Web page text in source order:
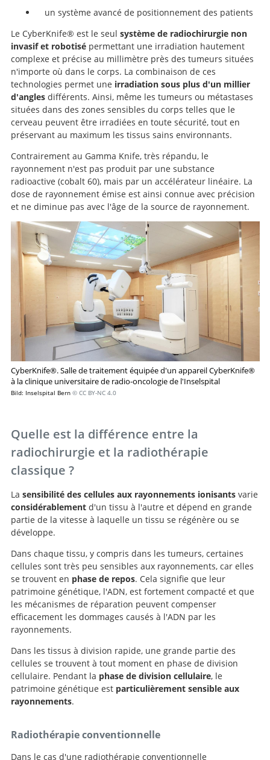
un système avancé de positionnement des patients
Le CyberKnife® est le seul système de radiochirurgie non
invasif et robotisépermettant une irradiation hautement
complexe et précise au millimètre près des tumeurs situées
n'importe où dans le corps. La combinaison de ces
technologies permet une irradiation sous plus d'un millier
d'anglesdifférents. Ainsi, même les tumeurs ou métastases
situées dans des zones sensibles du corps telles que le
cerveau peuvent être irradiées en toute sécurité, tout en
préservant au maximum les tissus sains environnants.
Contrairement au Gamma Knife, très répandu, le
rayonnement n'est pas produit par une substance
radioactive (cobalt 60), mais par un accélérateur linéaire. La
dose de rayonnement émise est ainsi connue avec précision
et ne diminue pas avec l'âge de la source de rayonnement.
CyberKnife®. Salle de traitement équipée d'un appareil CyberKnife®
à la clinique universitaire de radio-oncologie de l'Inselspital
Bild: Inselspital Bern © CC BY-NC 4.0
Quelle est la différence entre la
radiochirurgie et la radiothérapie
classique ?
La sensibilité des cellules aux rayonnements ionisantsvarie
considérablement d'un tissu à l'autre et dépend en grande
partie de la vitesse à laquelle un tissu se régénère ou se
développe.
Dans chaque tissu, y compris dans les tumeurs, certaines
cellules sont très peu sensibles aux rayonnements, car elles
se trouvent en phase de repos. Cela signifie que leur
patrimoine génétique, l'ADN, est fortement compacté et que
les mécanismes de réparation peuvent compenser
efficacement les dommages causés à l'ADN par les
rayonnements.
Dans les tissus à division rapide, une grande partie des
cellules se trouvent à tout moment en phase de division
cellulaire. Pendant la phase de division cellulaire, le
patrimoine génétique est particulièrement sensible aux
rayonnements.
Radiothérapie conventionnelle
Dans le cas d'une radiothérapie conventionnelle
Recherche